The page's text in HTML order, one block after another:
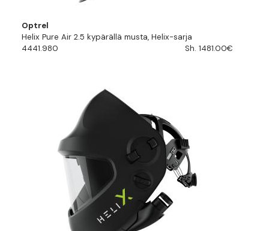
Optrel
Helix Pure Air 2.5 kypärällä musta, Helix-sarja
4441.980
Sh. 1481.00€